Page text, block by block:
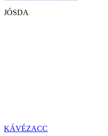
JÓSDA
KÁVÉZACC